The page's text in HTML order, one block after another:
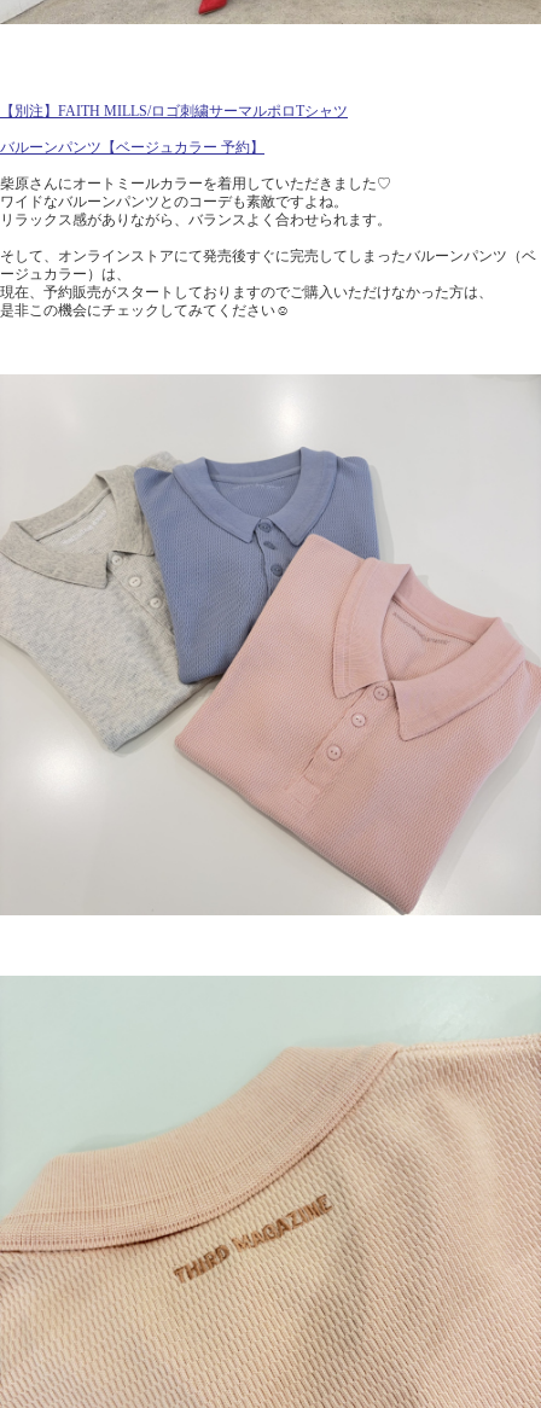
【別注】FAITH MILLS/ロゴ刺繍サーマルポロTシャツ
バルーンパンツ【ベージュカラー 予約】
柴原さんにオートミールカラーを着用していただきました♡
ワイドなバルーンパンツとのコーデも素敵ですよね。
リラックス感がありながら、バランスよく合わせられます。
そして、オンラインストアにて発売後すぐに完売してしまったバルーンパンツ（ベ
ージュカラー）は、
現在、予約販売がスタートしておりますのでご購入いただけなかった方は、
是非この機会にチェックしてみてください☺